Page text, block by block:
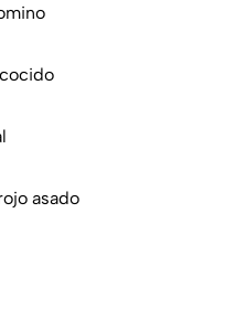
asado